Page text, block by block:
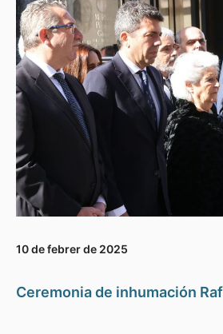
10 de febrer de 2025
Ceremonia de inhumación